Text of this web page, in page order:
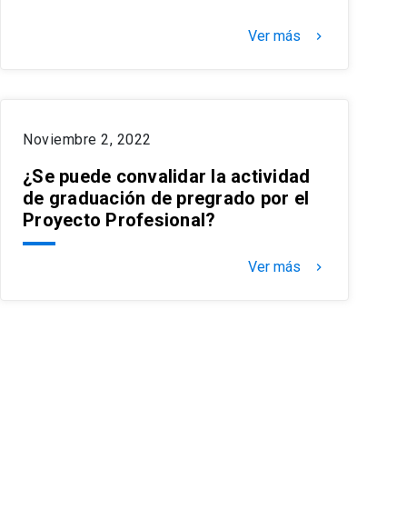
Ver más keyboard_arrow_right
Noviembre 2, 2022
¿Se puede convalidar la actividad
de graduación de pregrado por el
Proyecto Profesional?
Ver más keyboard_arrow_right